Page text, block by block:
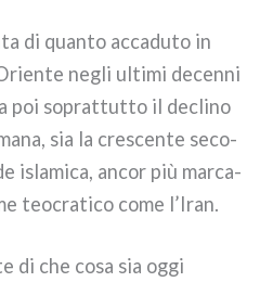
di quan­to acca­du­to in
negli ulti­mi decen­ni
poi soprat­tut­to il decli­no
sia la cre­scen­te seco­
isla­mi­ca, ancor più mar­ca­
teo­cra­ti­co come l’Iran.
di che cosa sia oggi